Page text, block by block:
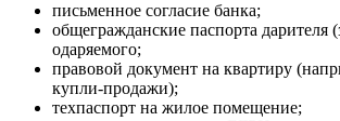
письменное согласие банка;
общегражданские паспорта дарителя
одаряемого;
правовой документ на квартиру
купли-продажи);
техпаспорт на жилое помещение;